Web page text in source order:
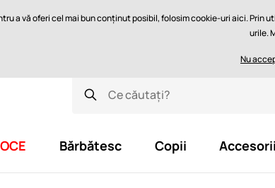
Bărbătesc Copii Accesorii
a vă oferi cel mai bun conținut posibil, folosim cookie-uri aici.
urile.
Nu